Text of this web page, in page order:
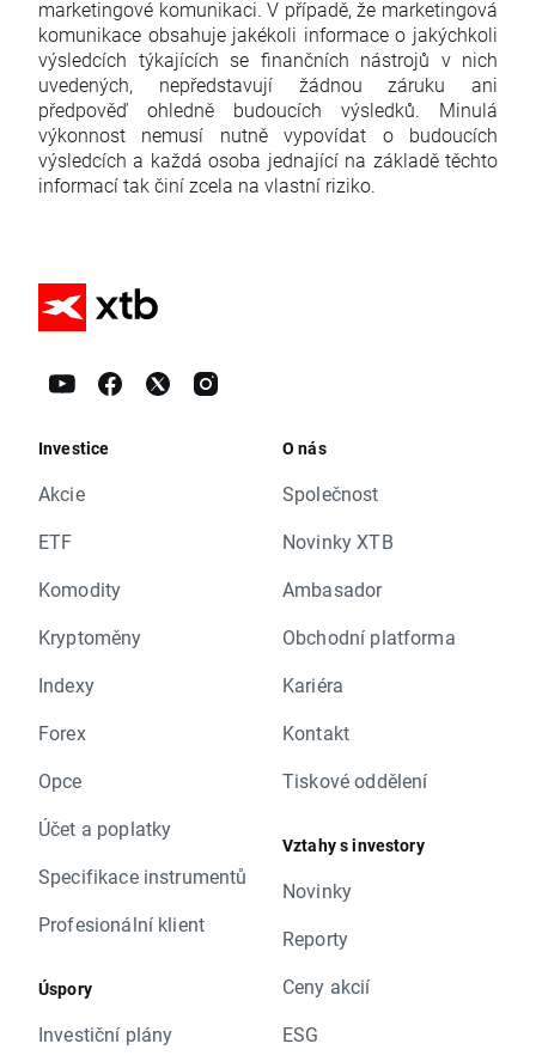
marketingové komunikaci. V případě, že marketingová
komunikace obsahuje jakékoli informace o jakýchkoli
výsledcích týkajících se finančních nástrojů v nich
uvedených, nepředstavují žádnou záruku ani
předpověď ohledně budoucích výsledků. Minulá
výkonnost nemusí nutně vypovídat o budoucích
výsledcích a každá osoba jednající na základě těchto
informací tak činí zcela na vlastní riziko.
Investice
Akcie
ETF
Komodity
Kryptoměny
Indexy
Forex
Opce
Účet a poplatky
Specifikace instrumentů
Profesionální klient
Úspory
Investiční plány
O nás
Společnost
Novinky XTB
Ambasador
Obchodní platforma
Kariéra
Kontakt
Tiskové oddělení
Vztahy s investory
Novinky
Reporty
Ceny akcií
ESG